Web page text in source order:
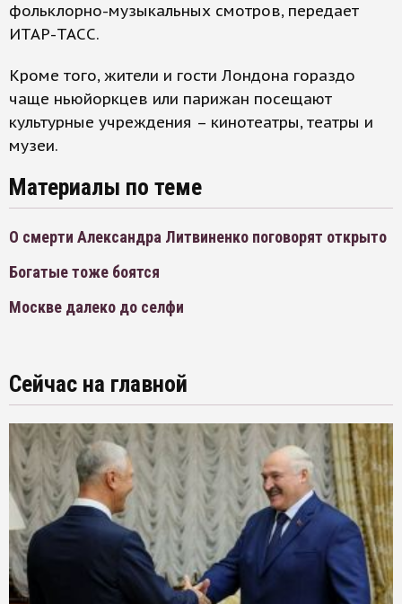
фольклорно-музыкальных смотров, передает
ИТАР-ТАСС.
Кроме того, жители и гости Лондона гораздо
чаще ньюйоркцев или парижан посещают
культурные учреждения – кинотеатры, театры и
музеи.
Материалы по теме
О смерти Александра Литвиненко поговорят открыто
Богатые тоже боятся
Москве далеко до селфи
Сейчас на главной